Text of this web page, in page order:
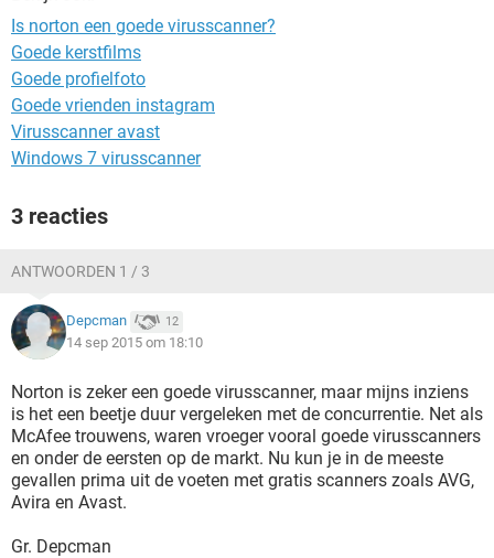
TIKTOK
Is norton een goede virusscanner?
Goede kerstfilms
Goede profielfoto
Goede vrienden instagram
Virusscanner avast
Windows 7 virusscanner
3 reacties
ANTWOORDEN 1 / 3
Depcman 12
14 sep 2015 om 18:10
Norton is zeker een goede virusscanner, maar mijns inziens
is het een beetje duur vergeleken met de concurrentie. Net als
McAfee trouwens, waren vroeger vooral goede virusscanners
en onder de eersten op de markt. Nu kun je in de meeste
gevallen prima uit de voeten met gratis scanners zoals AVG,
Avira en Avast.
Gr. Depcman